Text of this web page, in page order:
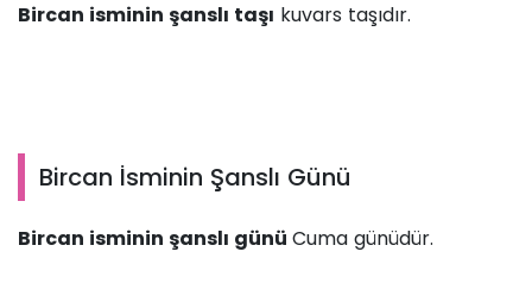
Bircan isminin şanslı taşı kuvars taşıdır.
Bircan İsminin Şanslı Günü
Bircan isminin şanslı günü Cuma günüdür.